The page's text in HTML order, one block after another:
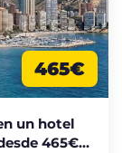
465€
un hotel
465€